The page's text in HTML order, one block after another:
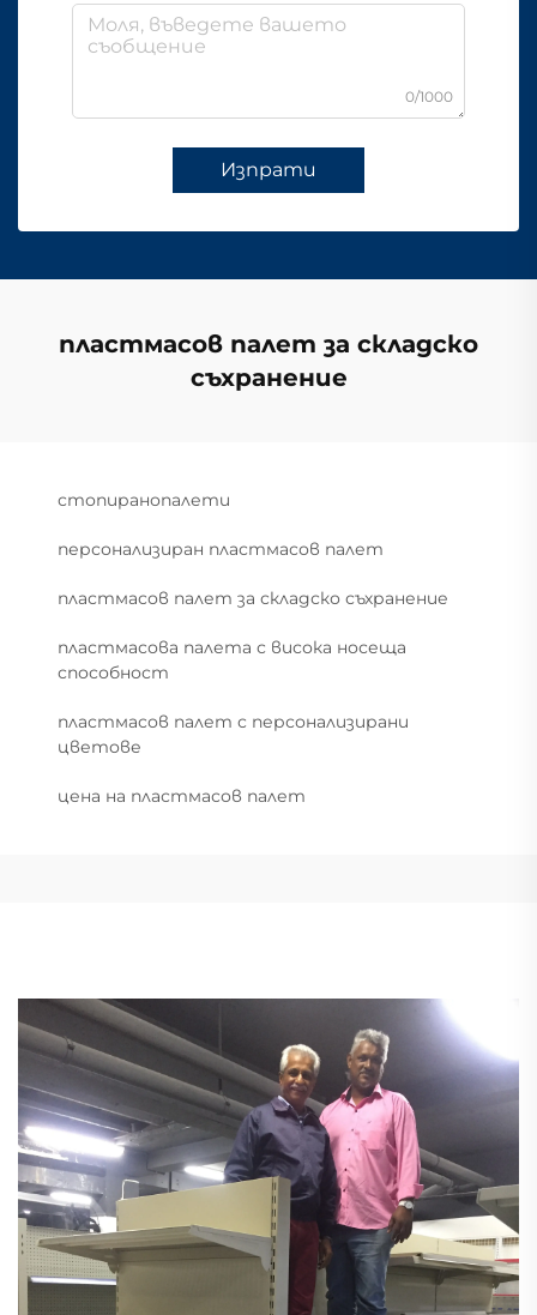
0/1000
Изпрати
пластмасов палет за складско
съхранение
стопиранопалети
персонализиран пластмасов палет
пластмасов палет за складско съхранение
пластмасова палета с висока носеща
способност
пластмасов палет с персонализирани
цветове
цена на пластмасов палет